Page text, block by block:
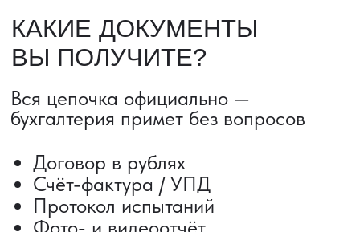
ДОСТАВКА ТОВАРОВ ИЗ КИТАЯ
Сроки от 5 дней
Авиадоставка
Сборный груз
Железнодорожные перевозки
Автогрузоперевозки
Контейнерные перевозки
Доставка образцов
Получить консультацию